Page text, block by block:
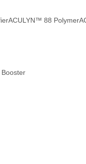
ACULYN™ 88 Polymer